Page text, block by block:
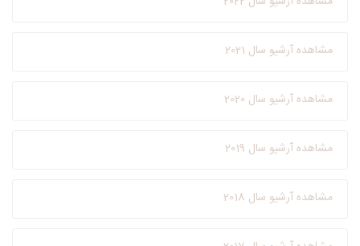
مشاهده آرشیو سال 2021
مشاهده آرشیو سال 2020
مشاهده آرشیو سال 2019
مشاهده آرشیو سال 2018